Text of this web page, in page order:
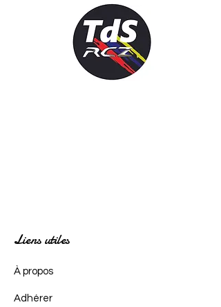
Liens utiles
À propos
Adhérer